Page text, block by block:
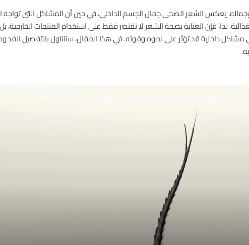
يعكس الشعر الصحي جمال الجسم الداخلي، في حين أن المشاكل التي تواجه
لذا، فإن العناية بصحة الشعر لا تقتصر فقط على استخدام المنتجات الخارجية،
داخلية قد تؤثر على نموه وقوته. في هذا المقال، سنتناول بالتفصيل